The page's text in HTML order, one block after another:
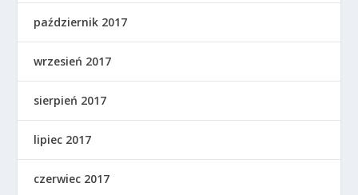
październik 2017
wrzesień 2017
sierpień 2017
lipiec 2017
czerwiec 2017